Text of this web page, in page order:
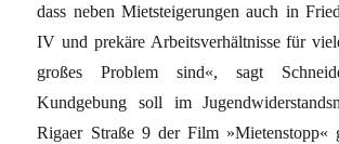
dass neben Mietsteigerungen auch in
IV und prekäre Arbeitsverhältnisse für
großes Problem sind«, sagt
Kundgebung soll im
Rigaer Straße 9 der Film »Mietenstopp«